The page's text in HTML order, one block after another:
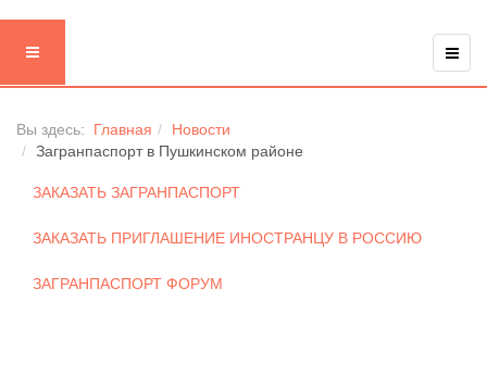
Вы здесь: Главная
Новости
Загранпаспорт в Пушкинском районе
ЗАКАЗАТЬ ЗАГРАНПАСПОРТ
ЗАКАЗАТЬ ПРИГЛАШЕНИЕ ИНОСТРАНЦУ В РОССИЮ
ЗАГРАНПАСПОРТ ФОРУМ